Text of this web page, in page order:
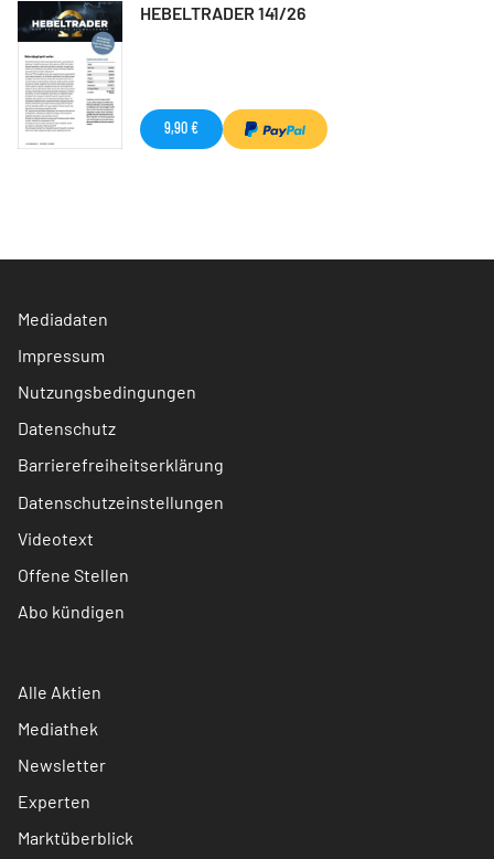
HEBELTRADER 141/26
9,90 €
Mediadaten
Impressum
Nutzungsbedingungen
Datenschutz
Barrierefreiheitserklärung
Datenschutzeinstellungen
Videotext
Offene Stellen
Abo kündigen
Alle Aktien
Mediathek
Newsletter
Experten
Marktüberblick